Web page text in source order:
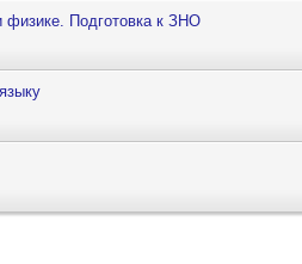
физике. Подготовка к ЗНО